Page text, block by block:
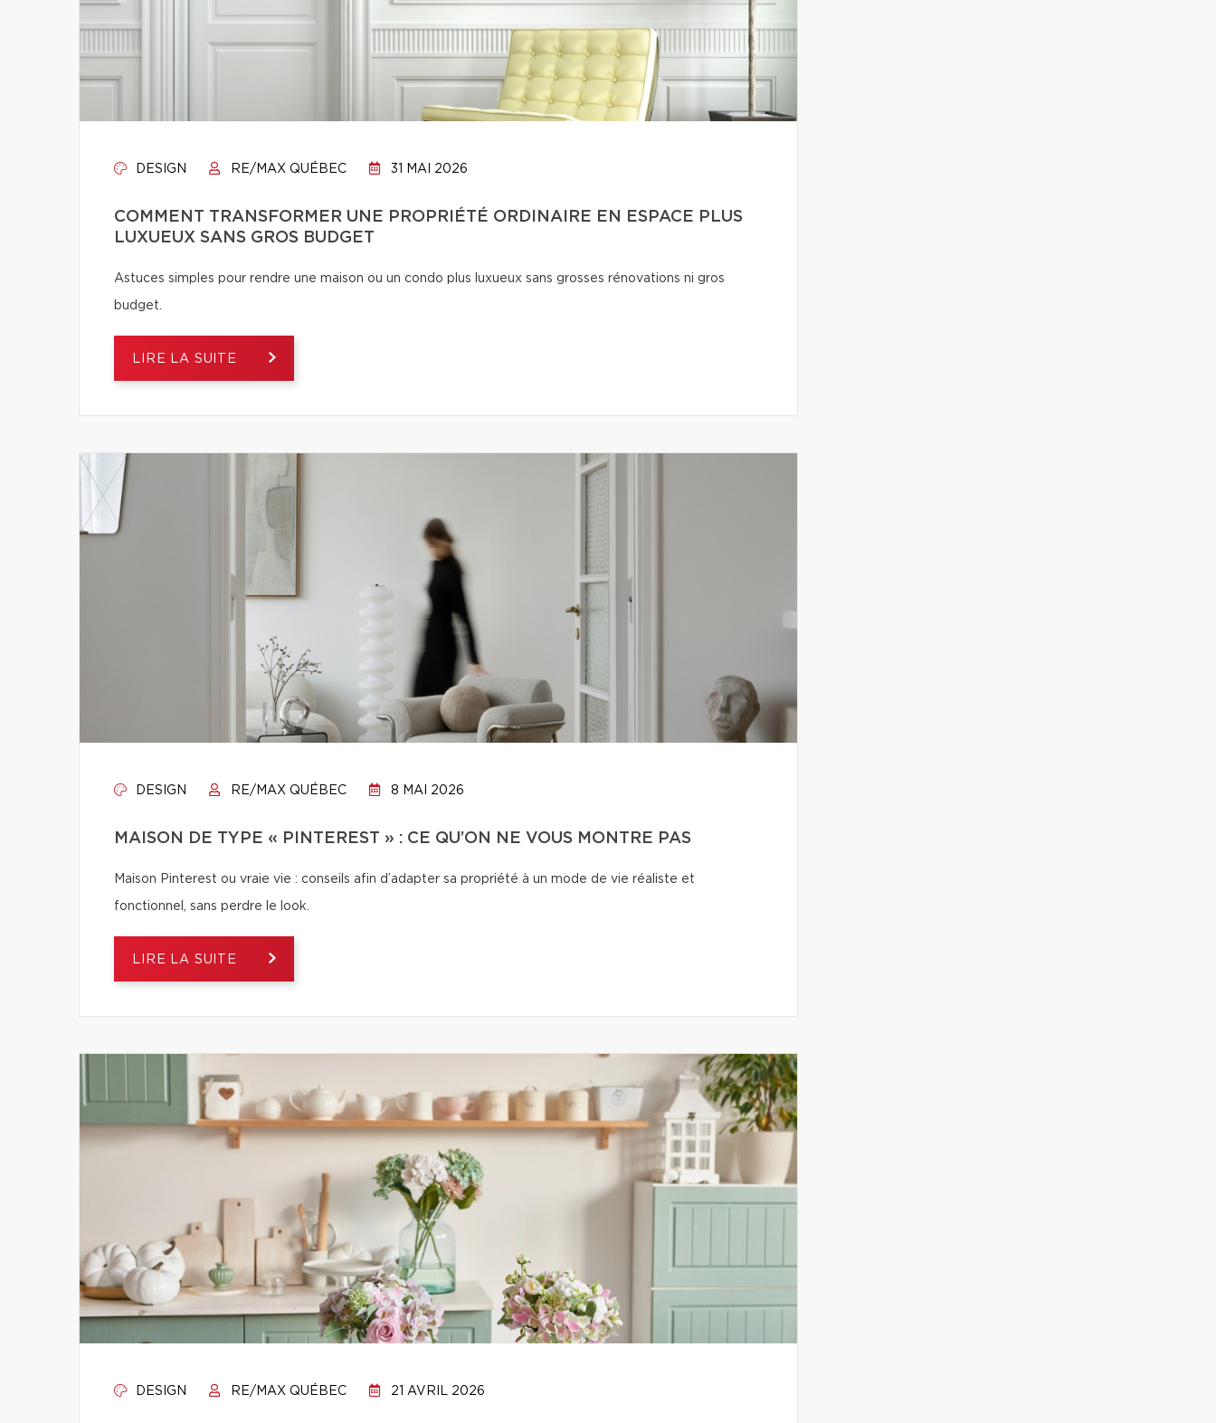
DESIGN RE/MAX QUÉBEC 31 MAI 2026
COMMENT TRANSFORMER UNE PROPRIÉTÉ ORDINAIRE EN ESPACE PLUS
LUXUEUX SANS GROS BUDGET
Astuces simples pour rendre une maison ou un condo plus luxueux sans grosses rénovations ni gros
budget.
LIRE LA SUITE
DESIGN RE/MAX QUÉBEC 8 MAI 2026
MAISON DE TYPE « PINTEREST » : CE QU’ON NE VOUS MONTRE PAS
Maison Pinterest ou vraie vie : conseils afin d’adapter sa propriété à un mode de vie réaliste et
fonctionnel, sans perdre le look.
LIRE LA SUITE
DESIGN RE/MAX QUÉBEC 21 AVRIL 2026